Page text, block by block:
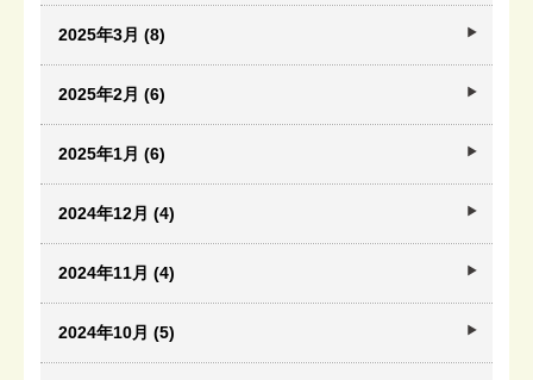
2025年3月 (8)
2025年2月 (6)
2025年1月 (6)
2024年12月 (4)
2024年11月 (4)
2024年10月 (5)